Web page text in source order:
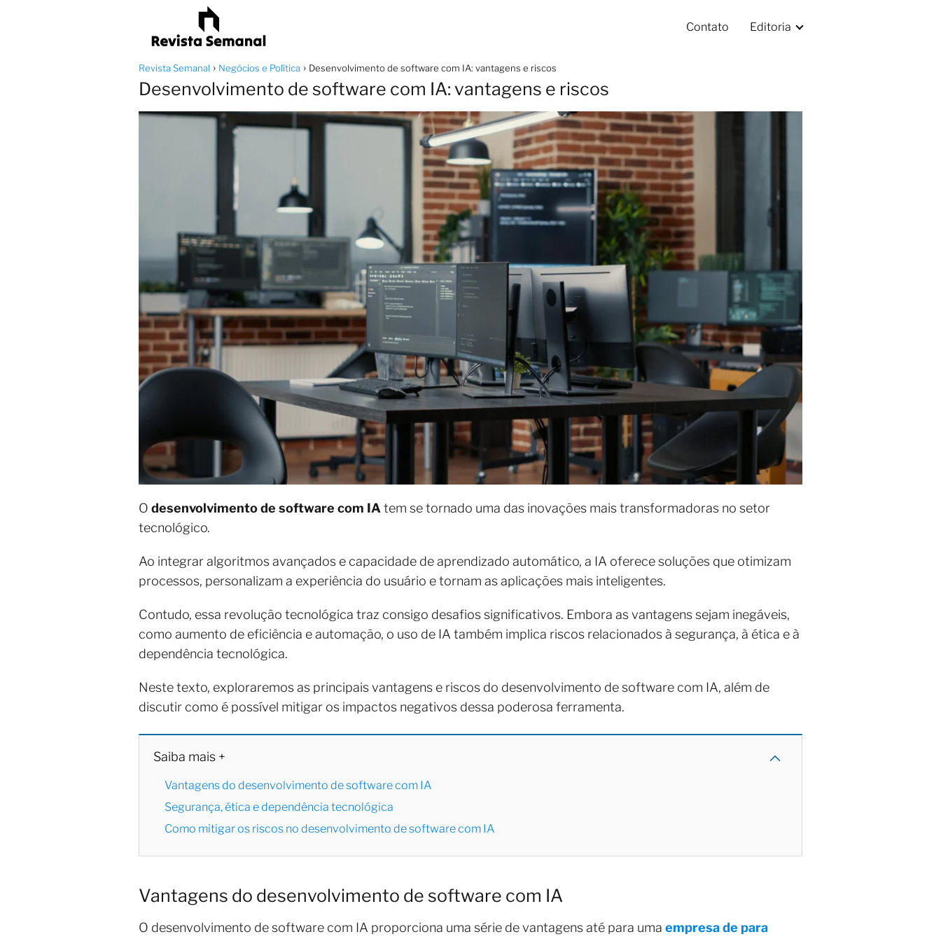
Contato Editoria
Revista Semanal Negócios e Política Desenvolvimento de software com IA: vantagens e riscos
Desenvolvimento de software com IA: vantagens e riscos
O desenvolvimento de software com IAtem se tornado uma das inovações mais transformadoras no setor
tecnológico.
Ao integrar algoritmos avançados e capacidade de aprendizado automático, a IA oferece soluções que otimizam
processos, personalizam a experiência do usuário e tornam as aplicações mais inteligentes.
Contudo, essa revolução tecnológica traz consigo desafios significativos. Embora as vantagens sejam inegáveis,
como aumento de eficiência e automação, o uso de IA também implica riscos relacionados à segurança, à ética e à
dependência tecnológica.
Neste texto, exploraremos as principais vantagens e riscos do desenvolvimento de software com IA, além de
discutir como é possível mitigar os impactos negativos dessa poderosa ferramenta.
Saiba mais +
Vantagens do desenvolvimento de software com IA
Segurança, ética e dependência tecnológica
Como mitigar os riscos no desenvolvimento de software com IA
Vantagens do desenvolvimento de software com IA
O desenvolvimento de software com IA proporciona uma série de vantagens até para uma empresa de para